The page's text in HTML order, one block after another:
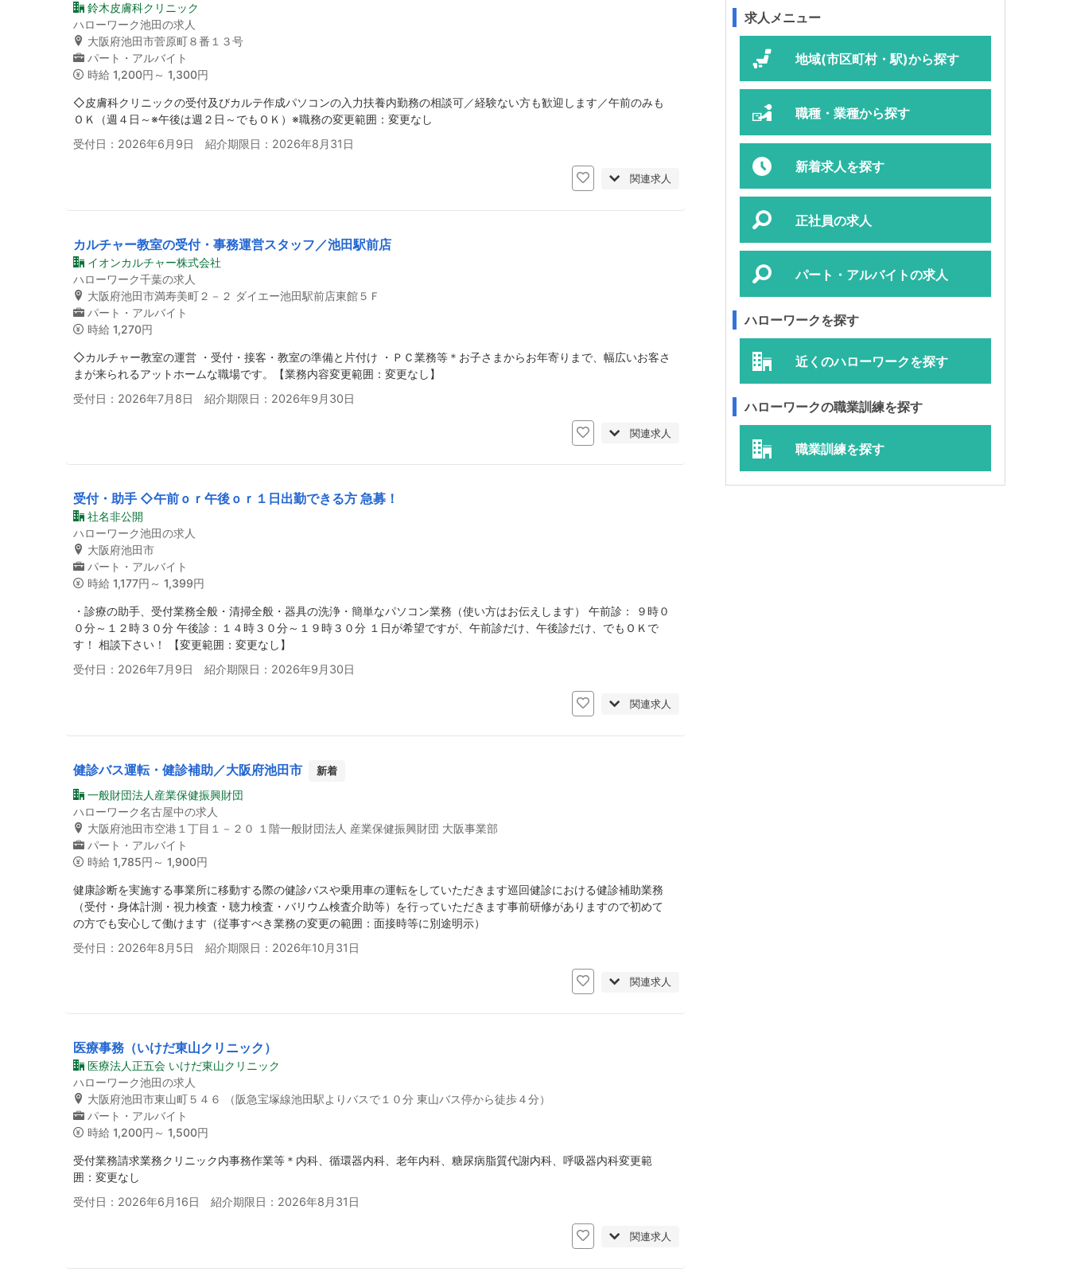
鈴木皮膚科クリニック
ハローワーク池田の求人
大阪府池田市菅原町８番１３号
パート・アルバイト
時給 1,200円～ 1,300円
◇皮膚科クリニックの受付及びカルテ作成パソコンの入力扶養内勤務の相談可／経験ない方も歓迎します／午前のみも
ＯＫ（週４日～※午後は週２日～でもＯＫ）※職務の変更範囲：変更なし
受付日：2026年6月9日 紹介期限日：2026年8月31日
関連求人
カルチャー教室の受付・事務運営スタッフ／池田駅前店
イオンカルチャー株式会社
ハローワーク千葉の求人
大阪府池田市満寿美町２－２ ダイエー池田駅前店東館５Ｆ
パート・アルバイト
時給 1,270円
◇カルチャー教室の運営 ・受付・接客・教室の準備と片付け ・ＰＣ業務等＊お子さまからお年寄りまで、幅広いお客さ
まが来られるアットホームな職場です。【業務内容変更範囲：変更なし】
受付日：2026年7月8日 紹介期限日：2026年9月30日
関連求人
受付・助手 ◇午前ｏｒ午後ｏｒ１日出勤できる方 急募！
社名非公開
ハローワーク池田の求人
大阪府池田市
パート・アルバイト
時給 1,177円～ 1,399円
・診療の助手、受付業務全般・清掃全般・器具の洗浄・簡単なパソコン業務（使い方はお伝えします） 午前診： ９時０
０分～１２時３０分 午後診：１４時３０分～１９時３０分 １日が希望ですが、午前診だけ、午後診だけ、でもＯＫで
す！ 相談下さい！ 【変更範囲：変更なし】
受付日：2026年7月9日 紹介期限日：2026年9月30日
関連求人
健診バス運転・健診補助／大阪府池田市 新着
一般財団法人産業保健振興財団
ハローワーク名古屋中の求人
大阪府池田市空港１丁目１－２０ １階一般財団法人 産業保健振興財団 大阪事業部
パート・アルバイト
時給 1,785円～ 1,900円
健康診断を実施する事業所に移動する際の健診バスや乗用車の運転をしていただきます巡回健診における健診補助業務
（受付・身体計測・視力検査・聴力検査・バリウム検査介助等）を行っていただきます事前研修がありますので初めて
の方でも安心して働けます（従事すべき業務の変更の範囲：面接時等に別途明示）
受付日：2026年8月5日 紹介期限日：2026年10月31日
関連求人
医療事務（いけだ東山クリニック）
医療法人正五会 いけだ東山クリニック
ハローワーク池田の求人
大阪府池田市東山町５４６ （阪急宝塚線池田駅よりバスで１０分 東山バス停から徒歩４分）
パート・アルバイト
時給 1,200円～ 1,500円
受付業務請求業務クリニック内事務作業等＊内科、循環器内科、老年内科、糖尿病脂質代謝内科、呼吸器内科変更範
囲：変更なし
受付日：2026年6月16日 紹介期限日：2026年8月31日
関連求人
求人メニュー
地域(市区町村・駅)から探す
職種・業種から探す
新着求人を探す
正社員の求人
パート・アルバイトの求人
ハローワークを探す
近くのハローワークを探す
ハローワークの職業訓練を探す
職業訓練を探す